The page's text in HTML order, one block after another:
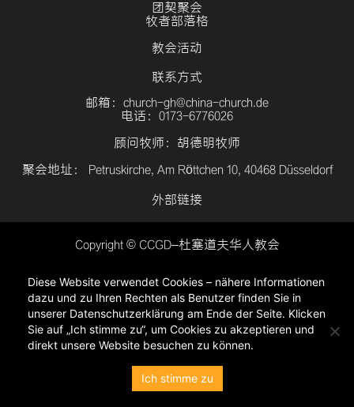
团契聚会
牧者部落格
教会活动
联系方式
邮箱：church-gh@china-church.de
电话：0173-6776026
顾问牧师：胡德明牧师
聚会地址： Petruskirche, Am Röttchen 10, 40468 Düsseldorf
外部链接
Copyright © CCGD–杜塞道夫华人教会
隐私政策
Diese Website verwendet Cookies – nähere Informationen
dazu und zu Ihren Rechten als Benutzer finden Sie in
unserer Datenschutzerklärung am Ende der Seite. Klicken
Sie auf „Ich stimme zu“, um Cookies zu akzeptieren und
direkt unsere Website besuchen zu können.
Ich stimme zu